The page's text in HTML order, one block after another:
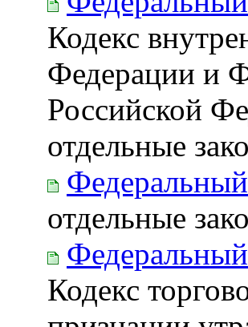
Кодекс
Федерации и
Российской
отдельные
отдельные
Кодекс